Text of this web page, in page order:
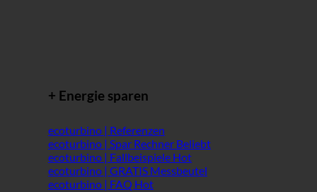
+ Energie sparen
ecoturbino | Referenzen
ecoturbino | Spar Rechner
ecoturbino | Fallbeispiele
ecoturbino | GRATIS Messbeutel
ecoturbino | FAQ